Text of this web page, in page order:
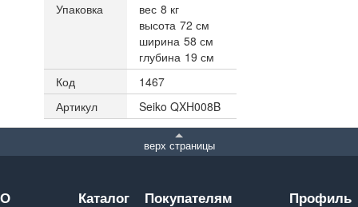
Упаковка
вес 8 кг
высота 72 см
ширина 58 см
глубина 19 см
Код
1467
Артикул
Seiko QXH008B
верх страницы
О
Каталог Покупателям Профиль